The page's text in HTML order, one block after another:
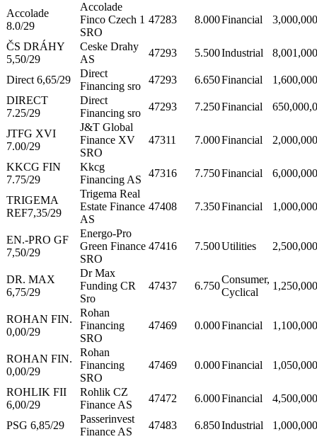
Accolade
8.0/29
Accolade
Finco Czech 1
SRO
47283 8.000Financial
ČS DRÁHY
5,50/29
Ceske Drahy
AS
47293 5.500Industrial
Direct 6,65/29
Direct
Financing sro
47293 6.650Financial
DIRECT
7.25/29
Direct
Financing sro
47293 7.250Financial
JTFG XVI
7.00/29
J&T Global
Finance XV
SRO
47311 7.000Financial
KKCG FIN
7.75/29
Kkcg
Financing AS
47316 7.750Financial
TRIGEMA
REF7,35/29
Trigema Real
Estate Finance
AS
47408 7.350Financial
EN.-PRO GF
7,50/29
Energo-Pro
Green Finance
SRO
47416 7.500Utilities
DR. MAX
6,75/29
Dr Max
Funding CR
Sro
47437 6.750
Consumer,
Cyclical
ROHAN FIN.
0,00/29
Rohan
Financing
SRO
47469 0.000Financial
ROHAN FIN.
0,00/29
Rohan
Financing
SRO
47469 0.000Financial
ROHLIK FII
6,00/29
Rohlik CZ
Finance AS
47472 6.000Financial
PSG 6,85/29
Passerinvest
Finance AS
47483 6.850Industrial